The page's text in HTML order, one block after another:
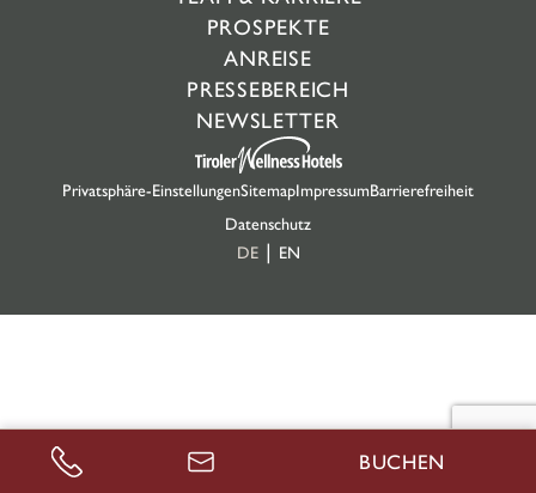
PROSPEKTE
ANREISE
PRESSEBEREICH
NEWSLETTER
Privatsphäre-EinstellungenSitemapImpressumBarrierefreiheit
Datenschutz
DE
EN
ANRUFEN ANFRAGEN BUCHEN